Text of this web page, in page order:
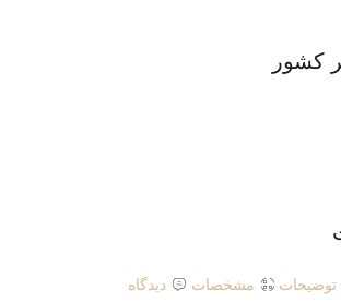
کشور
توضیحات مشخصات دیدگاه